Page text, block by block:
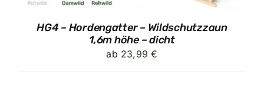
HG4 – Hordengatter – Wildschutzzaun
1,6m höhe – dicht
ab 23,99€